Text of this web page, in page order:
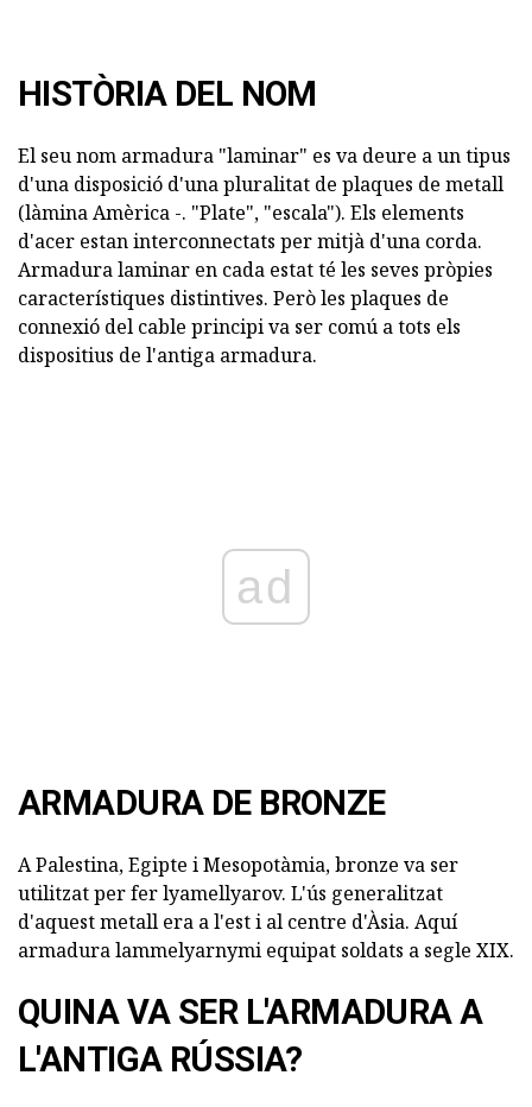
HISTÒRIA DEL NOM
El seu nom armadura "laminar" es va deure a un tipus
d'una disposició d'una pluralitat de plaques de metall
(làmina Amèrica -. "Plate", "escala"). Els elements
d'acer estan interconnectats per mitjà d'una corda.
Armadura laminar en cada estat té les seves pròpies
característiques distintives. Però les plaques de
connexió del cable principi va ser comú a tots els
dispositius de l'antiga armadura.
ad
ARMADURA DE BRONZE
A Palestina, Egipte i Mesopotàmia, bronze va ser
utilitzat per fer lyamellyarov. L'ús generalitzat
d'aquest metall era a l'est i al centre d'Àsia. Aquí
armadura lammelyarnymi equipat soldats a segle XIX.
QUINA VA SER L'ARMADURA A
L'ANTIGA RÚSSIA?